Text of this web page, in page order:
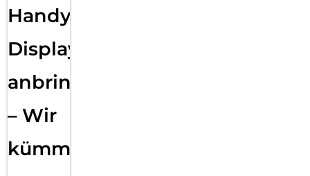
Handy
Displayfolie
anbringen
– Wir
kümmern